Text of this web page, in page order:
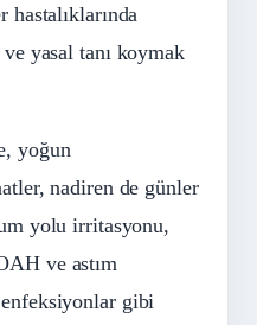
hastalıklarında
yasal tanı koymak
yoğun
nadiren de günler
yolu irritasyonu,
ve astım
gibi